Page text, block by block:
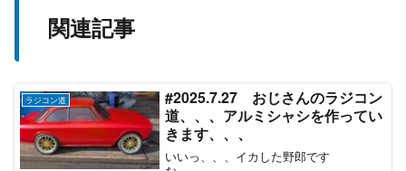
関連記事
ラジコン道
#2025.7.27 おじさんのラジコン
道、、、アルミシャシを作ってい
きます、、、
いいっ、、、イカした野郎です